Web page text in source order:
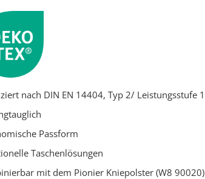
nach DIN EN 14404, Typ 2/ Leistungsstufe 1
Passform
Taschenlösungen
mit dem Pionier Kniepolster (W8 90020)